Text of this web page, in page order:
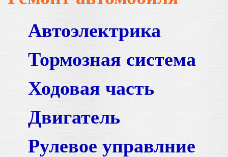
Автоэлектрика
Тормозная система
Ходовая часть
Двигатель
Рулевое управлние